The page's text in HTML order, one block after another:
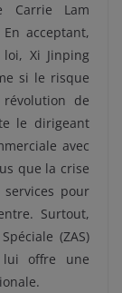
Carrie Lam
acceptant,
Xi Jinping
si le risque
de
le dirigeant
avec
que la crise
pour
Surtout,
(ZAS)
lui offre une